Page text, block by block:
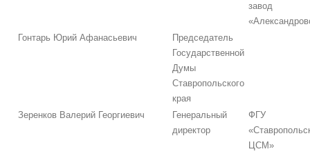
завод
Гонтарь Юрий Афанасьевич
Председатель
Государственной
Думы
Ставропольского
края
Зеренков Валерий Георгиевич
Генеральный
директор
ФГУ
ЦСМ»